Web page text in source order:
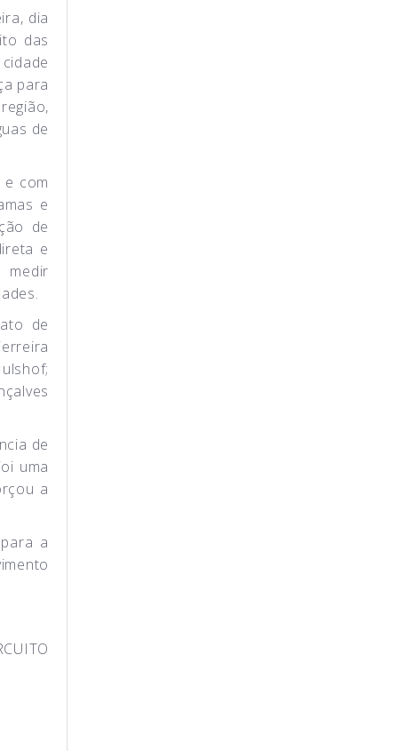
dia
das
para
de
com
e
de
e
medir
de
de
uma
a
a